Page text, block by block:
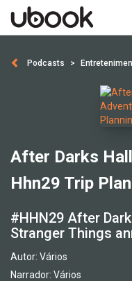
Podcasts
After Darks
Hhn29 Trip
#HHN29 After
Stranger Things
Autor: Vários
Narrador: Vários